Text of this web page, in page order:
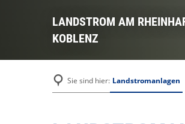
LANDSTROM AM
KOBLENZ
Sie sind hier: Landstromanlagen